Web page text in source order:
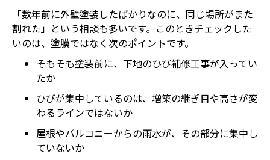
「数年前に外壁塗装したばかりなのに、同じ場所がまた
割れた」という相談も多いです。このときチェックした
いのは、塗膜ではなく次のポイントです。
そもそも塗装前に、下地のひび補修工事が入ってい
たか
ひびが集中しているのは、増築の継ぎ目や高さが変
わるラインではないか
屋根やバルコニーからの雨水が、その部分に集中し
ていないか